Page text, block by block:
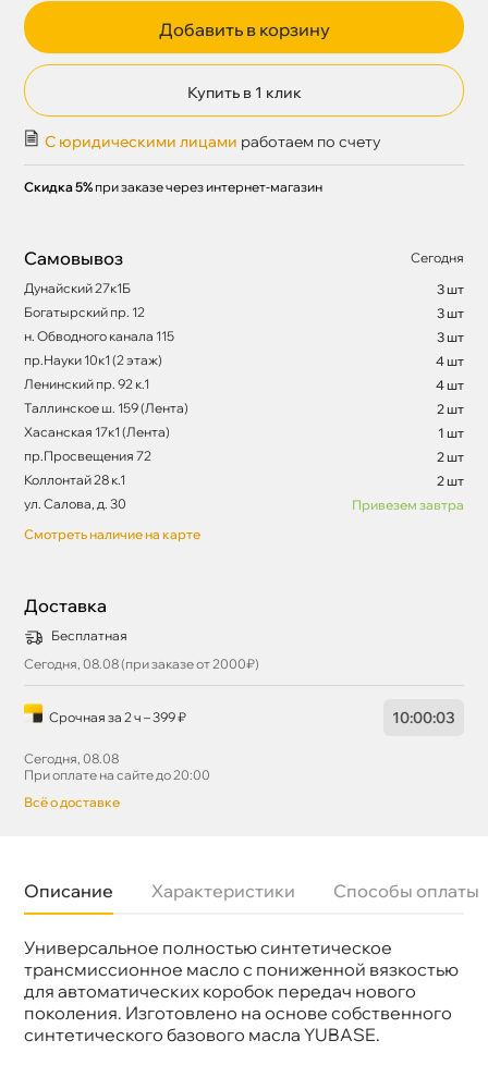
Добавить в корзину
Купить в 1 клик
С юридическими лицами работаем по счету
Скидка 5% при заказе через интернет-магазин
Самовывоз
Сегодня
Дунайский 27к1Б
3 шт
Богатырский пр. 12
3 шт
н. Обводного канала 115
3 шт
пр.Науки 10к1 (2 этаж)
4 шт
Ленинский пр. 92 к.1
4 шт
Таллинское ш. 159 (Лента)
2 шт
Хасанская 17к1 (Лента)
1 шт
пр.Просвещения 72
2 шт
Коллонтай 28 к.1
2 шт
ул. Салова, д. 30
Привезем завтра
Смотреть наличие на карте
Доставка
Бесплатная
Сегодня, 08.08 (при заказе от 2000₽)
Срочная за 2 ч – 399 ₽ 10:00:03
Сегодня, 08.08
При оплате на сайте до 20:00
сё о доставке
Описание Характеристики Способы оплаты
Универсальное полностью синтетическое
трансмиссионное масло с пониженной вязкостью
для автоматических коробок передач нового
поколения. Изготовлено на основе собственного
синтетического базового масла YUBASE.
Бренд
ZIC
Тип масла
Спецификации
Aisin Warner AW-1; DSIH 6p805 (Geely,
Ssangyoun, Mahindra); Ford Mercon LV; GM ATF
VI; Honda DW-1; Hyundai/KIA ATF SP-IV, SPH-
IV, SP-IV RR; NWS-9638; Mazda ATF-FZ;
Mitsubishi ATF-J3, ATF-PA, SP-IV; Nissan Matic